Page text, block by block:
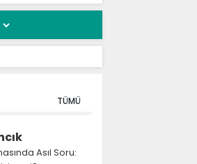
TÜMÜ
Asıl Soru: